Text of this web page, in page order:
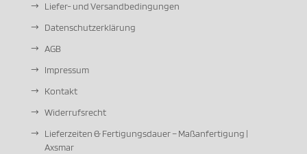
Liefer- und Versandbedingungen
Datenschutzerklärung
AGB
Impressum
Kontakt
Widerrufsrecht
Lieferzeiten & Fertigungsdauer – Maßanfertigung |
Axsmar